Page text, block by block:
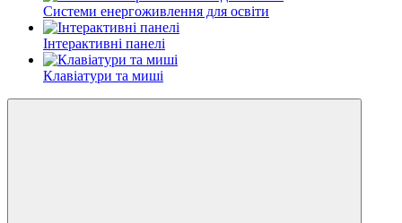
Системи енергоживлення для освіти
Інтерактивні панелі
Клавіатури та миші